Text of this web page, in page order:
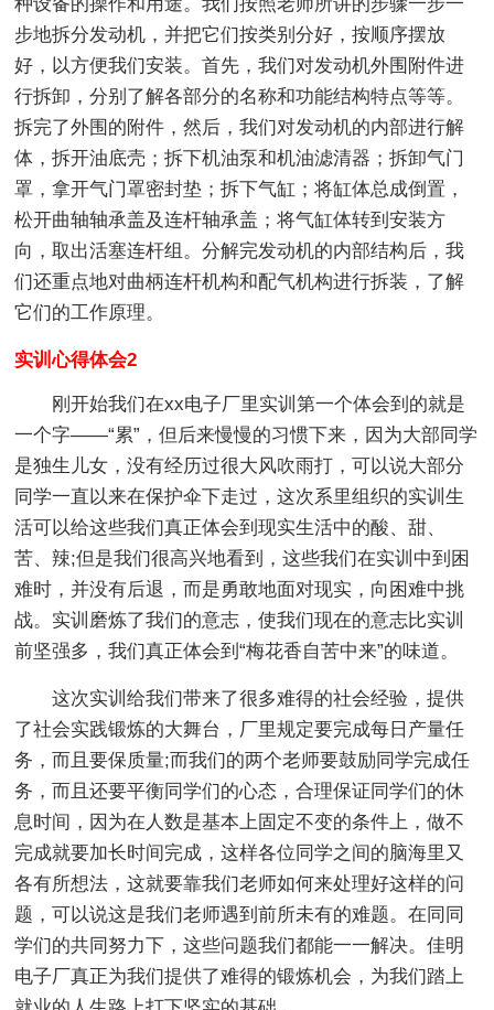
步地拆分发动机，并把它们按类别分好，按顺序摆放
好，以方便我们安装。首先，我们对发动机外围附件进
行拆卸，分别了解各部分的名称和功能结构特点等等。
拆完了外围的附件，然后，我们对发动机的内部进行解
体，拆开油底壳；拆下机油泵和机油滤清器；拆卸气门
罩，拿开气门罩密封垫；拆下气缸；将缸体总成倒置，
松开曲轴轴承盖及连杆轴承盖；将气缸体转到安装方
向，取出活塞连杆组。分解完发动机的内部结构后，我
们还重点地对曲柄连杆机构和配气机构进行拆装，了解
它们的工作原理。
实训心得体会2
刚开始我们在xx电子厂里实训第一个体会到的就是
一个字——“累”，但后来慢慢的习惯下来，因为大部同学
是独生儿女，没有经历过很大风吹雨打，可以说大部分
同学一直以来在保护伞下走过，这次系里组织的实训生
活可以给这些我们真正体会到现实生活中的酸、甜、
苦、辣;但是我们很高兴地看到，这些我们在实训中到困
难时，并没有后退，而是勇敢地面对现实，向困难中挑
战。实训磨炼了我们的意志，使我们现在的意志比实训
前坚强多，我们真正体会到“梅花香自苦中来”的味道。
这次实训给我们带来了很多难得的社会经验，提供
了社会实践锻炼的大舞台，厂里规定要完成每日产量任
务，而且要保质量;而我们的两个老师要鼓励同学完成任
务，而且还要平衡同学们的心态，合理保证同学们的休
息时间，因为在人数是基本上固定不变的条件上，做不
完成就要加长时间完成，这样各位同学之间的脑海里又
各有所想法，这就要靠我们老师如何来处理好这样的问
题，可以说这是我们老师遇到前所未有的难题。在同同
学们的共同努力下，这些问题我们都能一一解决。佳明
电子厂真正为我们提供了难得的锻炼机会，为我们踏上